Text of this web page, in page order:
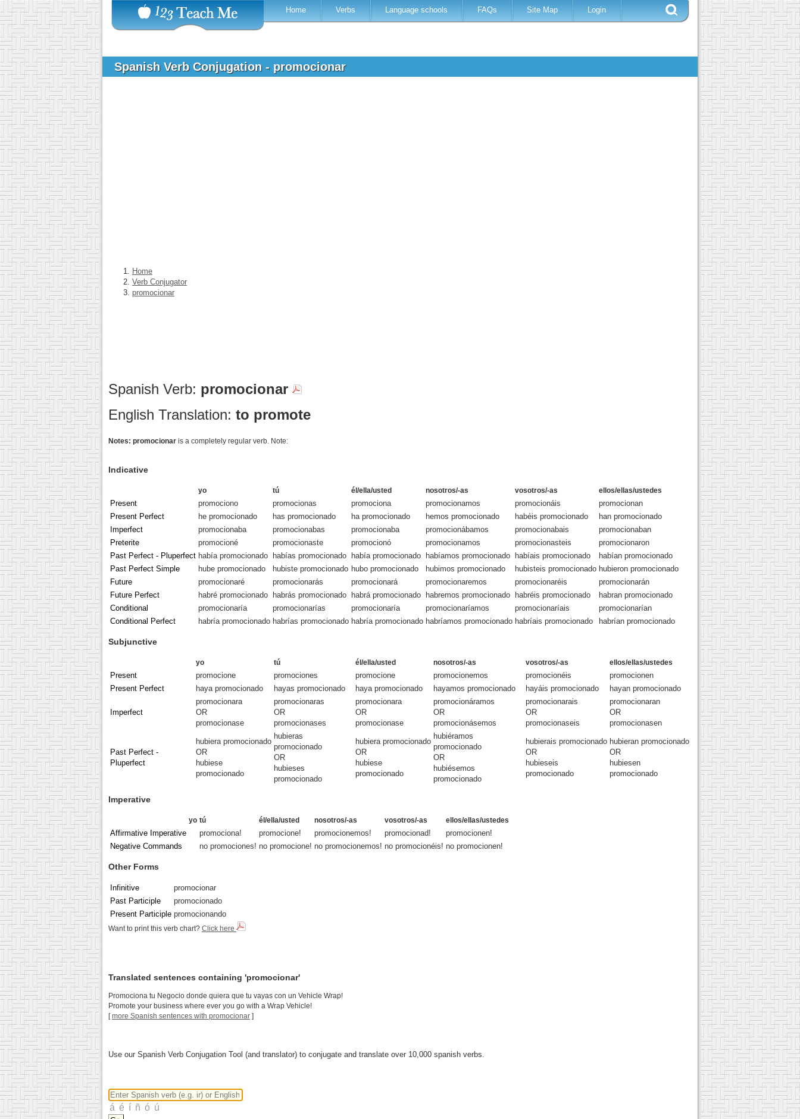
Home Verbs Language schools FAQs Site Map Login
Spanish Verb Conjugation - promocionar
Home
Verb Conjugator
promocionar
Spanish Verb: promocionar
English Translation: to promote
Notes: promocionar is a completely regular verb. Note:
Indicative
yo tú él/ella/usted nosotros/-as vosotros/-as ellos/ellas/ustedes
Present promociono promocionas promociona promocionamos promocionáis
promocionan
Present Perfect
he promocionado has promocionado ha promocionado hemos promocionado habéis promocionado
han promocionado
Imperfect
promocionaba promocionabas promocionaba promocionábamos promocionabais
promocionaban
Preterite
promocioné promocionaste promocionó promocionamos promocionasteis
promocionaron
Past Perfect - Pluperfect había promocionado habías promocionado había promocionado habíamos promocionado habíais promocionado
habían promocionado
Past Perfect Simple
hube promocionado hubiste promocionado hubo promocionado hubimos promocionado hubisteis promocionado hubieron promocionado
Future
promocionaré promocionarás promocionará promocionaremos promocionaréis
promocionarán
Future Perfect
habré promocionado habrás promocionado habrá promocionado habremos promocionado habréis promocionado
habran promocionado
Conditional
promocionaría promocionarías promocionaría promocionaríamos promocionaríais
promocionarían
Conditional Perfect
habría promocionado habrías promocionado habría promocionado habríamos promocionado habríais promocionado habrían promocionado
Subjunctive
yo tú él/ella/usted nosotros/-as vosotros/-as ellos/ellas/ustedes
Present promocione promociones promocione promocionemos promocionéis
promocionen
Present Perfect
haya promocionado hayas promocionado haya promocionado hayamos promocionado hayáis promocionado hayan promocionado
Imperfect
promocionara
OR
promocionase
promocionaras
OR
promocionases
promocionara
OR
promocionase
promocionáramos
OR
promocionásemos
promocionarais
OR
promocionaseis
promocionaran
OR
promocionasen
Past Perfect -
Pluperfect
hubiera promocionado
OR
hubiese
promocionado
hubieras
promocionado
OR
hubieses
promocionado
hubiera promocionado
OR
hubiese
promocionado
hubiéramos
promocionado
OR
hubiésemos
promocionado
hubierais promocionado
OR
hubieseis
promocionado
hubieran promocionado
OR
hubiesen
promocionado
Imperative
yo tú él/ella/usted nosotros/-as vosotros/-as ellos/ellas/ustedes
Affirmative Imperative promociona! promocione! promocionemos! promocionad!
promocionen!
Negative Commands
no promociones! no promocione! no promocionemos! no promocionéis! no promocionen!
Other Forms
Infinitive
promocionar
Past Participle
promocionado
Present Participle promocionando
Want to print this verb chart? Click here
Translated sentences containing 'promocionar'
Promociona tu Negocio donde quiera que tu vayas con un Vehicle Wrap!
Promote your business where ever you go with a Wrap Vehicle!
[more Spanish sentences with promocionar ]
Use our Spanish Verb Conjugation Tool (and translator) to conjugate and translate over 10,000 spanish verbs.